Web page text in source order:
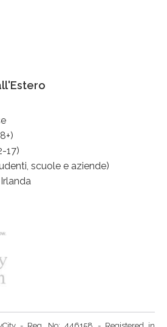
17)
scuole e aziende)